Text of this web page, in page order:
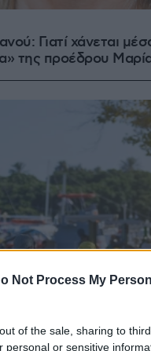
Not Process My
of the sale, sharing to
personal or sensitive
Γιατί χάνεται
της προέδρου